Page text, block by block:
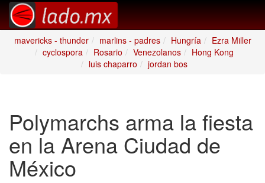
mavericks - thunder marlins - padres Hungría
Ezra Miller
cyclospora
Rosario Venezolanos
Hong Kong
luis chaparro
jordan bos
Polymarchs arma la fiesta
en la Arena Ciudad de
México